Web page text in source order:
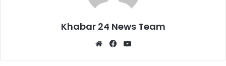
Khabar 24 News Team
WebsiteFacebook